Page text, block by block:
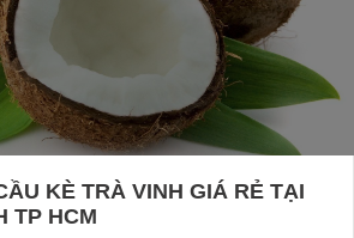
KÈ TRÀ VINH GIÁ RẺ TẠI
TP HCM